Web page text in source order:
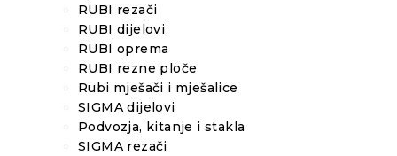
RUBI rezači
RUBI dijelovi
RUBI oprema
RUBI rezne ploče
Rubi mješači i mješalice
SIGMA dijelovi
Podvozja, kitanje i stakla
SIGMA rezači